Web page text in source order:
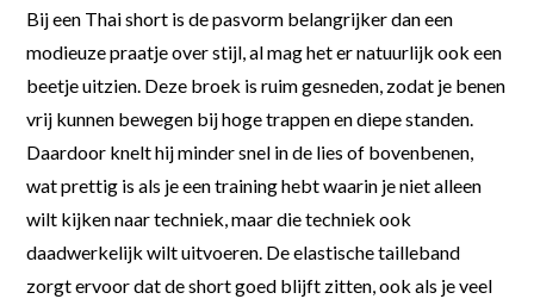
Bij een Thai short is de pasvorm belangrijker dan een
modieuze praatje over stijl, al mag het er natuurlijk ook een
beetje uitzien. Deze broek is ruim gesneden, zodat je benen
vrij kunnen bewegen bij hoge trappen en diepe standen.
Daardoor knelt hij minder snel in de lies of bovenbenen,
wat prettig is als je een training hebt waarin je niet alleen
wilt kijken naar techniek, maar die techniek ook
daadwerkelijk wilt uitvoeren. De elastische tailleband
zorgt ervoor dat de short goed blijft zitten, ook als je veel